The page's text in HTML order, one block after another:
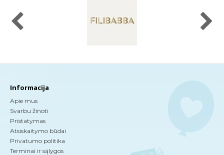
Informacija
Apie mus
Svarbu žinoti
Pristatymas
Atsiskaitymo būdai
Privatumo politika
Terminai ir sąlygos